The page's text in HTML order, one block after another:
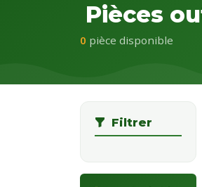
Pièces
0 pièce disponible
Filtrer